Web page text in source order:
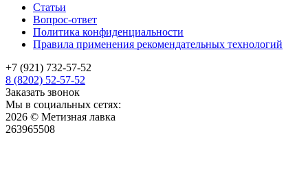
Статьи
Вопрос-ответ
Политика конфиденциальности
Правила применения рекомендательных технологий
+7 (921) 732-57-52
8 (8202) 52-57-52
Заказать звонок
Мы в социальных сетях:
2026 © Метизная лавка
263965508